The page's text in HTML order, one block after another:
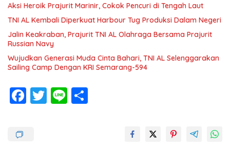
Aksi Heroik Prajurit Marinir, Cokok Pencuri di Tengah Laut
TNI AL Kembali Diperkuat Harbour Tug Produksi Dalam Negeri
Jalin Keakraban, Prajurit TNI AL Olahraga Bersama Prajurit
Russian Navy
Wujudkan Generasi Muda Cinta Bahari, TNI AL Selenggarakan
Sailing Camp Dengan KRI Semarang-594
F T Li